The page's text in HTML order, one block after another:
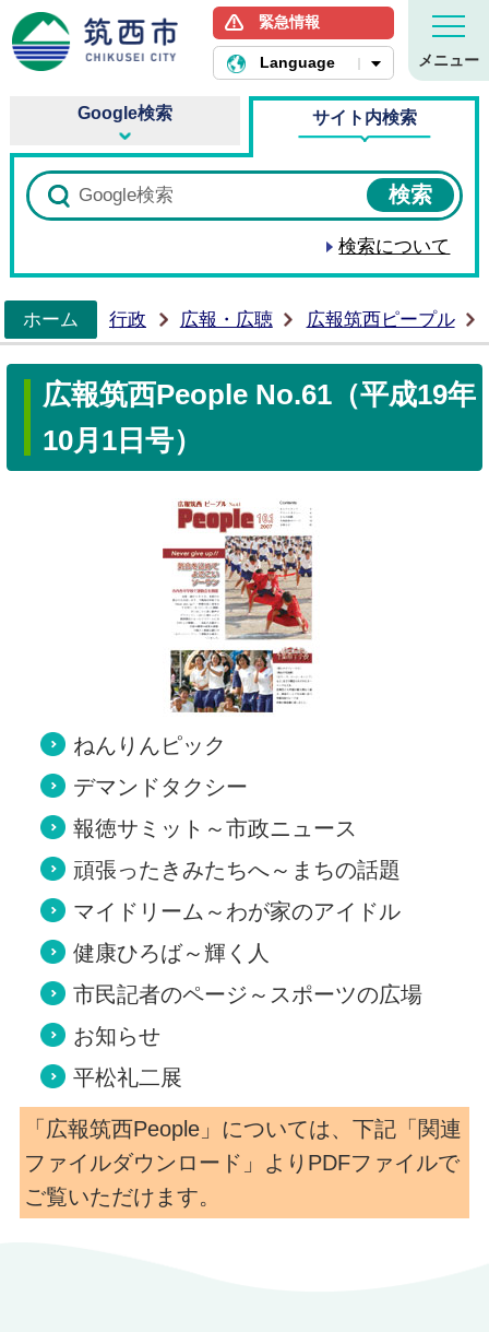
筑西市ホームページ
緊急情報
Language メニュー
Google検索 サイト内検索
検索について
ホーム
行政 広報・広聴 広報筑西ピープル
広報筑西People No.61（平成19年
10月1日号）
ねんりんピック
デマンドタクシー
報徳サミット～市政ニュース
頑張ったきみたちへ～まちの話題
マイドリーム～わが家のアイドル
健康ひろば～輝く人
市民記者のページ～スポーツの広場
お知らせ
平松礼二展
「広報筑西People」については、下記「関連
ファイルダウンロード」よりPDFファイルで
ご覧いただけます。